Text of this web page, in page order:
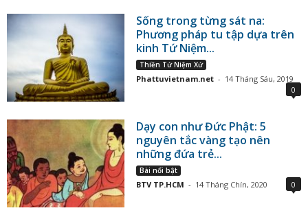
Sống trong từng sát na:
Phương pháp tu tập dựa trên
kinh Tứ Niệm...
Thiền Tứ Niệm Xứ
Phattuvietnam.net - 14 Tháng Sáu, 2019
0
Dạy con như Đức Phật: 5
nguyên tắc vàng tạo nên
những đứa trẻ...
Bài nổi bật
BTV TP.HCM - 14 Tháng Chín, 2020 0